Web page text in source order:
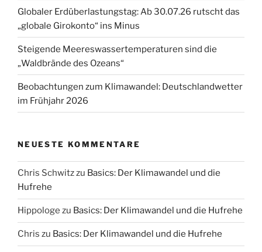
Globaler Erdüberlastungstag: Ab 30.07.26 rutscht das
„globale Girokonto“ ins Minus
Steigende Meereswassertemperaturen sind die
„Waldbrände des Ozeans“
Beobachtungen zum Klimawandel: Deutschlandwetter
im Frühjahr 2026
NEUESTE KOMMENTARE
Chris Schwitzzu Basics: Der Klimawandel und die
Hufrehe
Hippologe zu Basics: Der Klimawandel und die Hufrehe
Chris zu Basics: Der Klimawandel und die Hufrehe